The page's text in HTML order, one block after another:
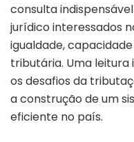
consulta
jurídico interessados
igualdade,
tributária. Uma
os desafios da
a construção de um
eficiente no país.